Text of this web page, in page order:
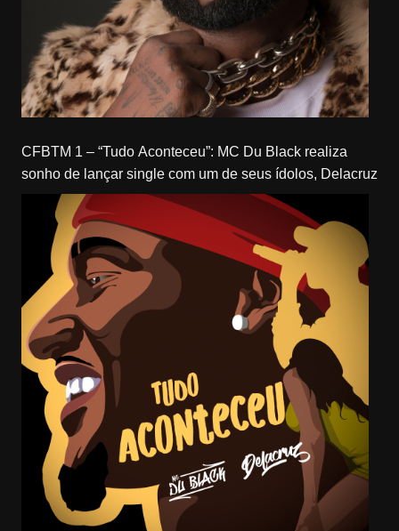
CFBTM 1 – “Tudo Aconteceu”: MC Du Black realiza
sonho de lançar single com um de seus ídolos, Delacruz